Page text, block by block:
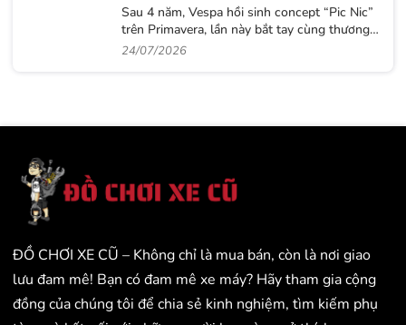
Sau 4 năm, Vespa hồi sinh concept “Pic Nic”
trên Primavera, lần này bắt tay cùng thương
hiệu thời trang Gigi
24/07/2026
ĐỒ CHƠI XE CŨ – Không chỉ là mua bán, còn là nơi giao
lưu đam mê! Bạn có đam mê xe máy? Hãy tham gia cộng
đồng của chúng tôi để chia sẻ kinh nghiệm, tìm kiếm phụ